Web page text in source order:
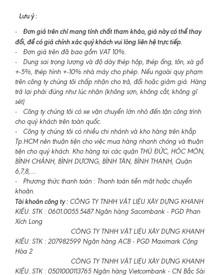
Lưu ý :
- Đơn giá trên chỉ mang tính chất tham khảo, giá này có thể thay
đổi, để có giá chính xác quý khách vui lòng liên hệ trực tiếp.
- Đơn giá trên đã bao gồm VAT 10%.
- Dung sai trọng lượng và độ dày thép hộp, thép ống, tôn, xà gồ
+-5%, thép hình +-10% nhà máy cho phép. Nếu ngoài quy phạm
trên công ty chúng tôi chấp nhận cho trả, đổi hoặc giảm giá. Hàng
trả lại phải đúng như lúc nhận (không sơn, không cắt, không gỉ
sét)
- Công ty chúng tôi có xe vận chuyển lớn nhỏ đến tận công trình
cho quý khách trên toàn quốc.
- Công ty chúng tôi có nhiều chi nhánh và kho hàng trên khắp
Tp.HCM nên thuận tiện cho việc mua hàng nhanh chóng và thuận
tiện cho quý khách. Kho hàng tại các quận THỦ ĐỨC, HÓC MÔN,
BÌNH CHÁNH, BÌNH DƯƠNG, BÌNH TÂN, BÌNH THẠNH, Quận
6,7,8,....
- Phương thức thanh toán : Thanh toán tiền mặt hoặc chuyển
khoản.
Tài khoản công ty :CÔNG TY TNHH VẬT LIỆU XÂY DỰNG KHANH
KIỀU. STK : 0601.0055.5487 Ngân hàng Sacombank - PGD Phan
Xích Long
CÔNG TY TNHH VẬT LIỆU XÂY DỰNG KHANH
KIỀU. STK : 207982599 Ngân hàng ACB - PGD Maximark Cộng
Hòa 2
CÔNG TY TNHH VẬT LIỆU XÂY DỰNG KHANH
KIỀU. STK : 0501000113765 Ngân hàng Vietcombank - CN Bắc Sài